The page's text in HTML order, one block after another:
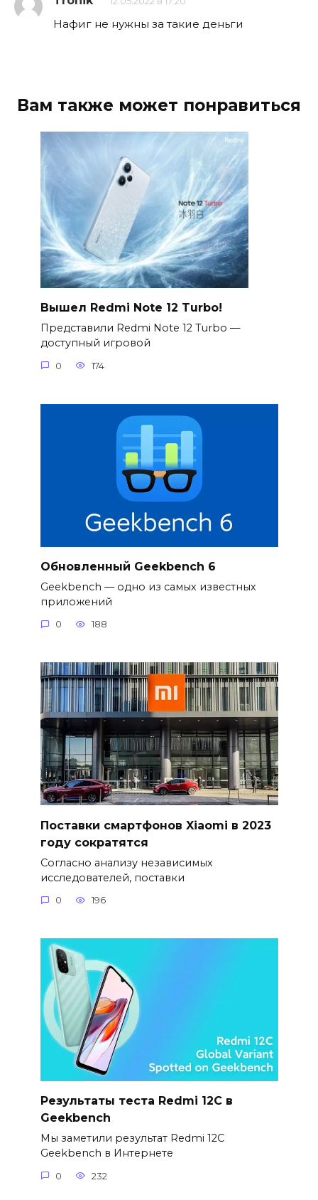
Нафиг не нужны за такие деньги
Вам также может понравиться
Вышел Redmi Note 12 Turbo!
Представили Redmi Note 12 Turbo —
доступный игровой
0 174
Обновленный Geekbench 6
Geekbench — одно из самых известных
приложений
0 188
Поставки смартфонов Xiaomi в 2023
году сократятся
Согласно анализу независимых
исследователей, поставки
0 196
Результаты теста Redmi 12C в
Geekbench
Мы заметили результат Redmi 12C
Geekbench в Интернете
0 232